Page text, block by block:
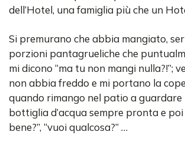
dell’Hotel, una famiglia più che un
Si premurano che abbia mangiato,
porzioni pantagrueliche che
mi dicono “ma tu non mangi nulla?!”;
non abbia freddo e mi portano la
quando rimango nel patio a guardare
bottiglia d’acqua sempre pronta e
bene?”, “vuoi qualcosa?” …